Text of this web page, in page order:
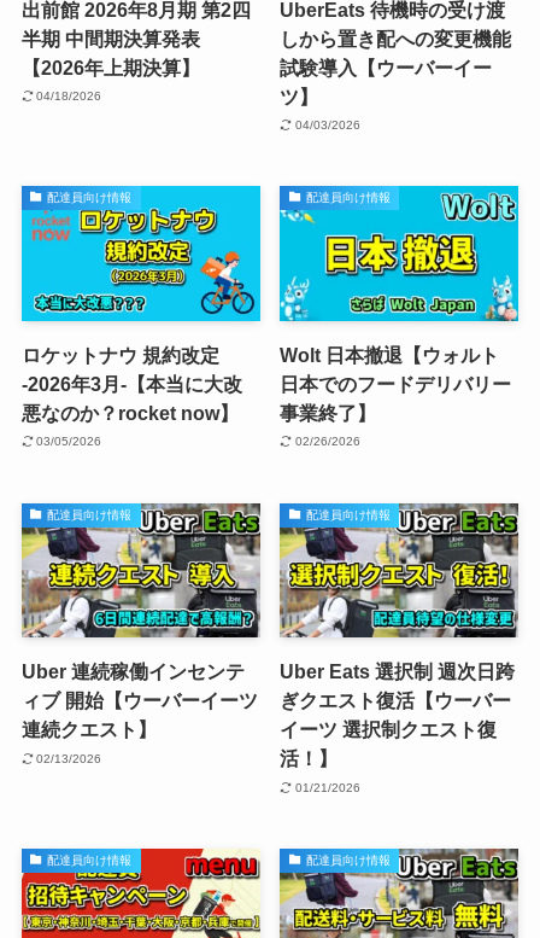
出前館 2026年8月期 第2四
半期 中間期決算発表
【2026年上期決算】
04/18/2026
UberEats 待機時の受け渡
しから置き配への変更機能
試験導入【ウーバーイー
ツ】
04/03/2026
配達員向け情報
ロケットナウ 規約改定
-2026年3月-【本当に大改
悪なのか？rocket now】
03/05/2026
配達員向け情報
Wolt 日本撤退【ウォルト
日本でのフードデリバリー
事業終了】
02/26/2026
配達員向け情報
Uber 連続稼働インセンテ
ィブ 開始【ウーバーイーツ
連続クエスト】
02/13/2026
配達員向け情報
Uber Eats 選択制 週次日跨
ぎクエスト復活【ウーバー
イーツ 選択制クエスト復
活！】
01/21/2026
配達員向け情報 配達員向け情報